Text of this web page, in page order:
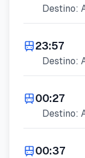
Destino:
23:57
Destino:
00:27
Destino:
00:37